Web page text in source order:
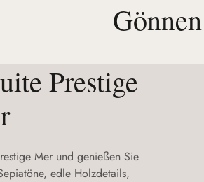
Prestige
Mer und genießen Sie
edle Holzdetails,